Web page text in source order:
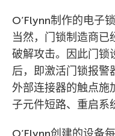
O’Flynn制作的电子
当然，门锁制造商已
破解攻击。因此门锁
后，即激活门锁报警
外部连接器的触点施
子元件短路、重启系
O’Flynn创建的设备